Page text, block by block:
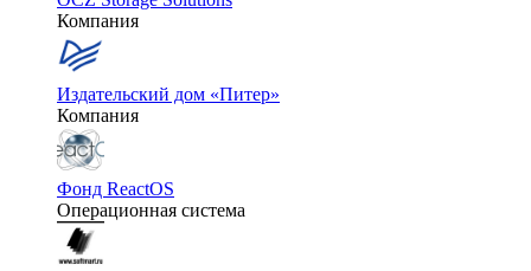
Компания
Издательский дом «Питер»
Компания
Фонд ReactOS
Операционная система